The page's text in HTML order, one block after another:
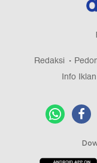
Redaksi
Info Iklan